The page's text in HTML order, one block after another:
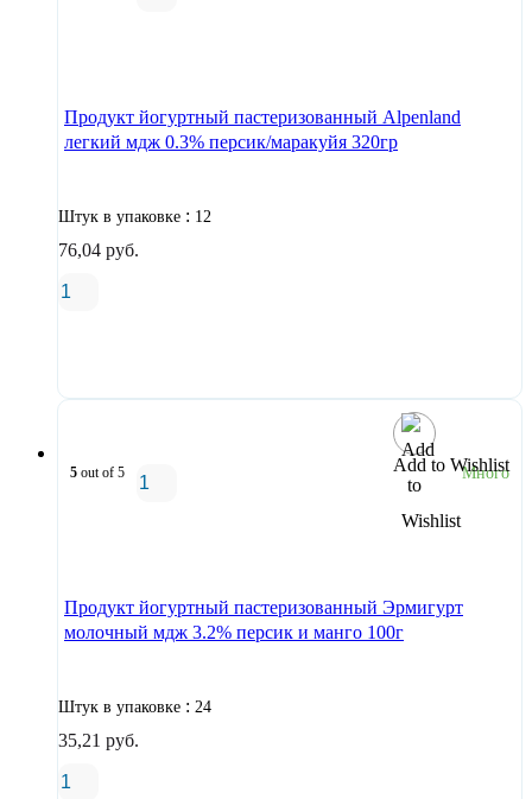
Продукт йогуртный пастеризованный Alpenland
легкий мдж 0.3% персик/маракуйя 320гр
Штук в упаковке : 12
76,04 руб.
Add to Wishlist
5 out of 5 Много
Продукт йогуртный пастеризованный Эрмигурт
молочный мдж 3.2% персик и манго 100г
Штук в упаковке : 24
35,21 руб.